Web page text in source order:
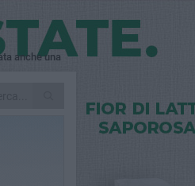
anche una
tra il
De Santis